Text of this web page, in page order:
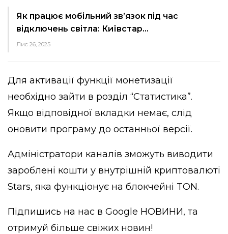
Як працює мобільний зв’язок під час
відключень світла: Київстар…
Лис 26, 2025
Для активації функції монетизації
необхідно зайти в розділ “Статистика”.
Якщо відповідної вкладки немає, слід
оновити програму до останньої версії.
Адміністратори каналів зможуть виводити
зароблені кошти у внутрішній криптовалюті
Stars, яка функціонує на блокчейні TON.
Підпишись на нас в Google НОВИНИ, та
отримуй більше свіжих новин!